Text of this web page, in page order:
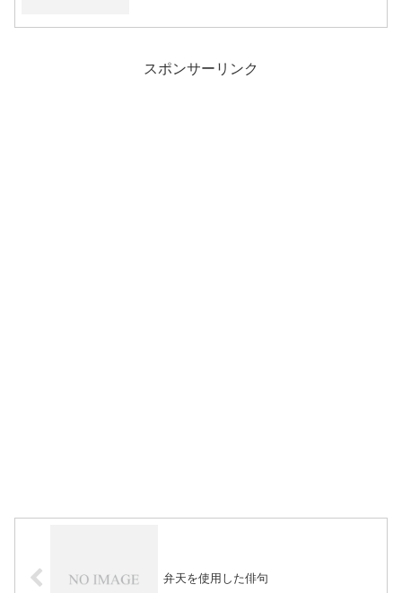
スポンサーリンク
弁天を使用した俳句